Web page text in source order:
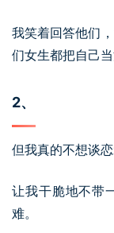
我笑着回答他们
们女生都把自己当
2、
但我真的不想谈
让我干脆地不带
难。